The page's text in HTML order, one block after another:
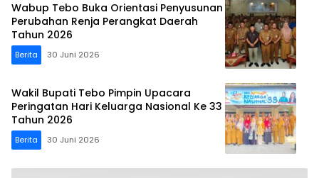
Wabup Tebo Buka Orientasi Penyusunan
Perubahan Renja Perangkat Daerah
Tahun 2026
Berita 30 Juni 2026
Wakil Bupati Tebo Pimpin Upacara
Peringatan Hari Keluarga Nasional Ke 33
Tahun 2026
Berita 30 Juni 2026